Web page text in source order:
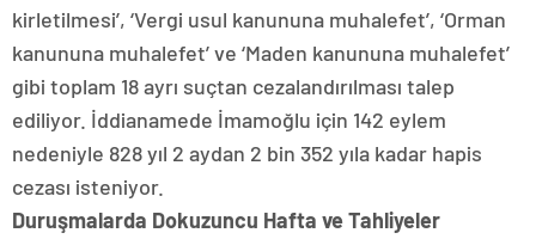
kirletilmesi’, ‘Vergi usul kanununa muhalefet’, ‘Orman
kanununa muhalefet’ ve ‘Maden kanununa muhalefet’
gibi toplam 18 ayrı suçtan cezalandırılması talep
ediliyor. İddianamede İmamoğlu için 142 eylem
nedeniyle 828 yıl 2 aydan 2 bin 352 yıla kadar hapis
cezası isteniyor.
Duruşmalarda Dokuzuncu Hafta ve Tahliyeler